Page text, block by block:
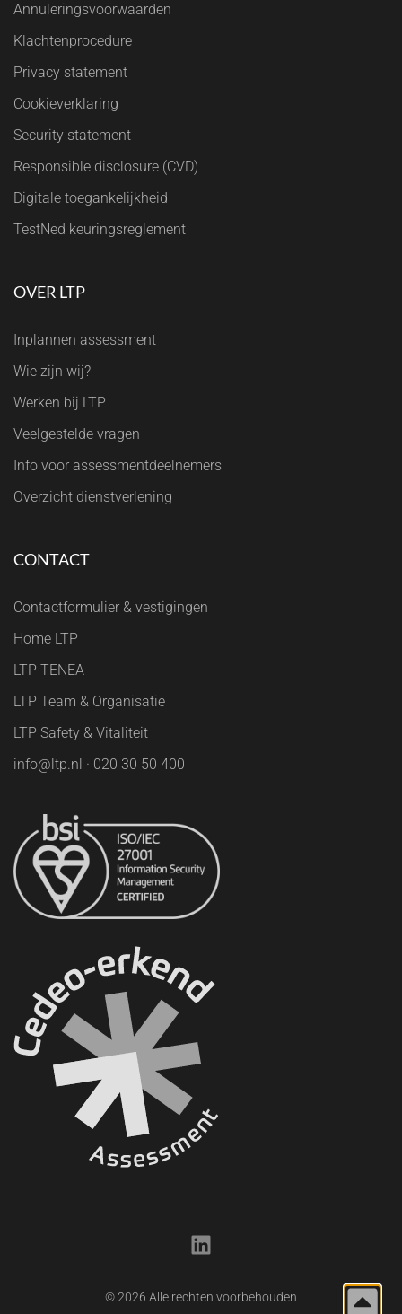
Annuleringsvoorwaarden
Klachtenprocedure
Privacy statement
Cookieverklaring
Security statement
Responsible disclosure (CVD)
Digitale toegankelijkheid
TestNed keuringsreglement
OVER LTP
Inplannen assessment
Wie zijn wij?
Werken bij LTP
Veelgestelde vragen
Info voor assessmentdeelnemers
Overzicht dienstverlening
CONTACT
Contactformulier & vestigingen
Home LTP
LTP TENEA
LTP Team & Organisatie
LTP Safety & Vitaliteit
info@ltp.nl · 020 30 50 400
© 2026 Alle rechten voorbehouden